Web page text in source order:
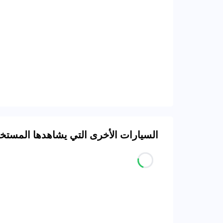
السيارات الأخرى التي يشاهدها